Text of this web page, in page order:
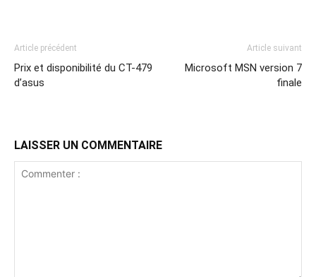
Article précédent
Prix et disponibilité du CT-479
d’asus
Article suivant
Microsoft MSN version 7
finale
LAISSER UN COMMENTAIRE